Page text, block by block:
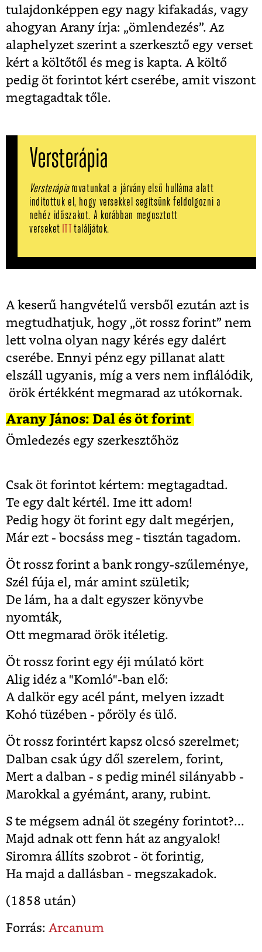
tulajdonképpen egy nagy kifakadás, vagy
ahogyan Arany írja: „ömlendezés”. Az
alaphelyzet szerint a szerkesztő egy verset
kért a költőtől és meg is kapta. A költő
pedig öt forintot kért cserébe, amit viszont
megtagadtak tőle.
Versterápia
Versterápiarovatunkat a járvány első hulláma alatt
indítottuk el, hogy versekkel segítsünk feldolgozni a
nehéz időszakot. A korábban megosztott
verseket ITTtaláljátok.
A keserű hangvételű versből ezután azt is
megtudhatjuk, hogy „öt rossz forint” nem
lett volna olyan nagy kérés egy dalért
cserébe. Ennyi pénz egy pillanat alatt
elszáll ugyanis, míg a vers nem inflálódik,
örök értékként megmarad az utókornak.
Arany János: Dal és öt forint
Ömledezés egy szerkesztőhöz
Csak öt forintot kértem: megtagadtad.
Te egy dalt kértél. Ime itt adom!
Pedig hogy öt forint egy dalt megérjen,
Már ezt - bocsáss meg - tisztán tagadom.
Öt rossz forint a bank rongy-szűleménye,
Szél fúja el, már amint születik;
De lám, ha a dalt egyszer könyvbe
nyomták,
Ott megmarad örök itéletig.
Öt rossz forint egy éji múlató kört
Alig idéz a "Komló"-ban elő:
A dalkör egy acél pánt, melyen izzadt
Kohó tüzében - pőröly és ülő.
Öt rossz forintért kapsz olcsó szerelmet;
Dalban csak úgy dől szerelem, forint,
Mert a dalban - s pedig minél silányabb -
Marokkal a gyémánt, arany, rubint.
S te mégsem adnál öt szegény forintot?...
Majd adnak ott fenn hát az angyalok!
Siromra állíts szobrot - öt forintig,
Ha majd a dallásban - megszakadok.
(1858 után)
Forrás: Arcanum